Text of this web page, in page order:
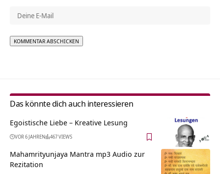
Das könnte dich auch interessieren
Egoistische Liebe – Kreative Lesung
VOR 6 JAHREN 467 VIEWS
Mahamrityunjaya Mantra mp3 Audio zur
Rezitation